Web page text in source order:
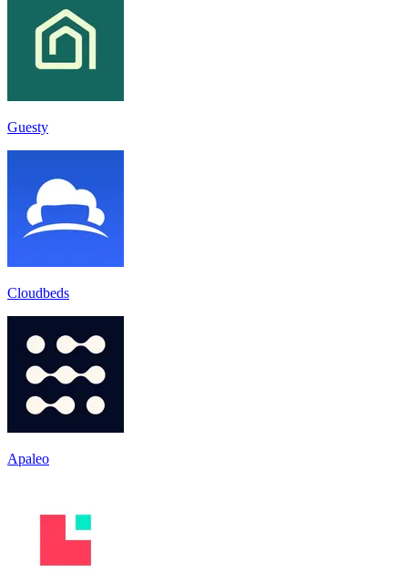
Guesty
Cloudbeds
Apaleo